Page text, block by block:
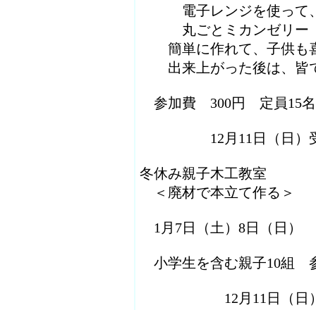
電子レンジを使って、
丸ごとミカンゼリー
簡単に作れて、子供も
出来上がった後は、皆
参加費 300円 定員
12月11日（日）受
冬休み親子木工教室
＜廃材で本立て作る＞
1月7日（土）8日（日）
小学生を含む親子10組
12月11日（日）